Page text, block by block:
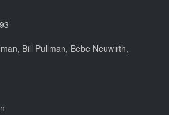
Bill Pullman, Bebe Neuwirth,